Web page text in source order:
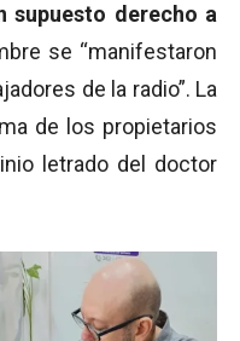
supuesto derecho a
se “manifestaron
de la radio”. La
de los propietarios
letrado del doctor